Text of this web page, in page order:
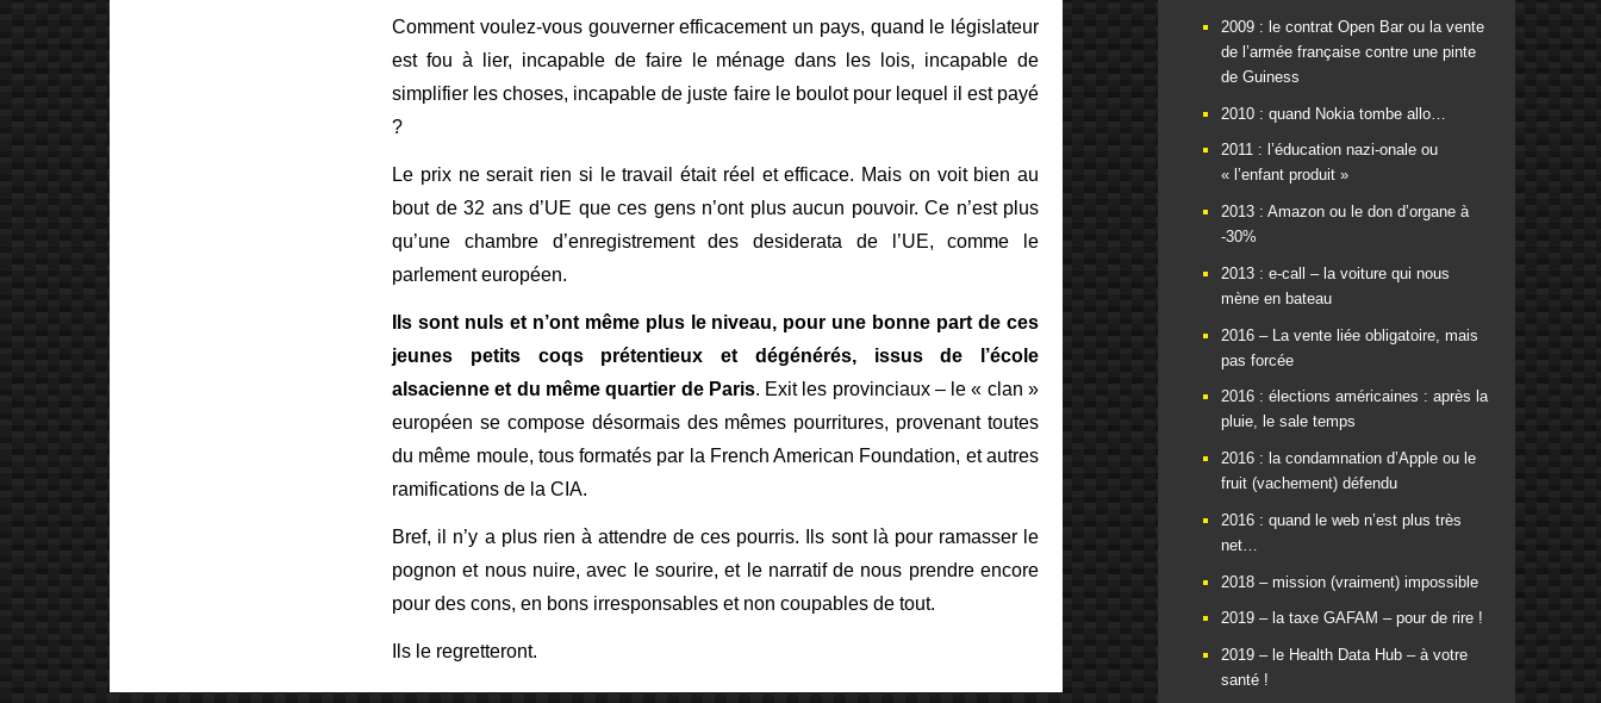
Comment voulez-vous gouverner efficacement un pays, quand le législateur
est fou à lier, incapable de faire le ménage dans les lois, incapable de
simplifier les choses, incapable de juste faire le boulot pour lequel il est payé
?
Le prix ne serait rien si le travail était réel et efficace. Mais on voit bien au
bout de 32 ans d’UE que ces gens n’ont plus aucun pouvoir. Ce n’est plus
qu’une chambre d’enregistrement des desiderata de l’UE, comme le
parlement européen.
Ils sont nuls et n’ont même plus le niveau, pour une bonne part de ces
jeunes petits coqs prétentieux et dégénérés, issus de l’école
alsacienne et du même quartier de Paris. Exit les provinciaux – le « clan »
européen se compose désormais des mêmes pourritures, provenant toutes
du même moule, tous formatés par la French American Foundation, et autres
ramifications de la CIA.
Bref, il n’y a plus rien à attendre de ces pourris. Ils sont là pour ramasser le
pognon et nous nuire, avec le sourire, et le narratif de nous prendre encore
pour des cons, en bons irresponsables et non coupables de tout.
Ils le regretteront.
2009 : le contrat Open Bar ou la vente
de l’armée française contre une pinte
de Guiness
2010 : quand Nokia tombe allo…
2011 : l’éducation nazi-onale ou
« l’enfant produit »
2013 : Amazon ou le don d’organe à
-30%
2013 : e-call – la voiture qui nous
mène en bateau
2016 – La vente liée obligatoire, mais
pas forcée
2016 : élections américaines : après la
pluie, le sale temps
2016 : la condamnation d’Apple ou le
fruit (vachement) défendu
2016 : quand le web n’est plus très
net…
2018 – mission (vraiment) impossible
2019 – la taxe GAFAM – pour de rire !
2019 – le Health Data Hub – à votre
santé !